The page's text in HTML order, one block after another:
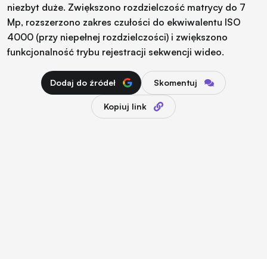
niezbyt duże. Zwiększono rozdzielczość matrycy do 7
Mp, rozszerzono zakres czułości do ekwiwalentu ISO
4000 (przy niepełnej rozdzielczości) i zwiększono
funkcjonalność trybu rejestracji sekwencji wideo.
Dodaj do źródeł Skomentuj
Kopiuj link